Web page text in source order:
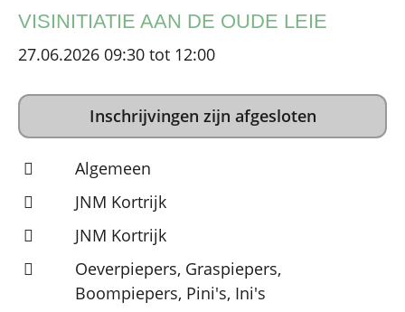
VISINITIATIE AAN DE OUDE LEIE
27.06.2026 09:30 tot 12:00
Inschrijvingen zijn afgesloten
Algemeen
JNM Kortrijk
JNM Kortrijk
Oeverpiepers, Graspiepers,
Boompiepers, Pini's, Ini's